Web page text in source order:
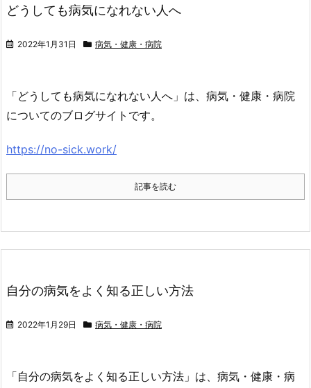
どうしても病気になれない人へ
2022年1月31日 病気・健康・病院
「どうしても病気になれない人へ」は、病気・健康・病院
についてのブログサイトです。
https://no-sick.work/
記事を読む
自分の病気をよく知る正しい方法
2022年1月29日 病気・健康・病院
「自分の病気をよく知る正しい方法」は、病気・健康・病